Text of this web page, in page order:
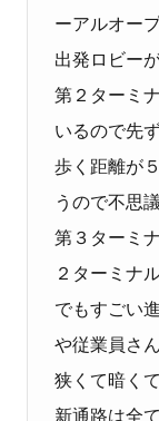
ーアルオープ
出発ロビー
第２ターミ
いるので先
歩く距離が
うので不思
第３ターミ
２ターミナ
でもすごい
や従業員さ
狭くて暗く
新通路は全